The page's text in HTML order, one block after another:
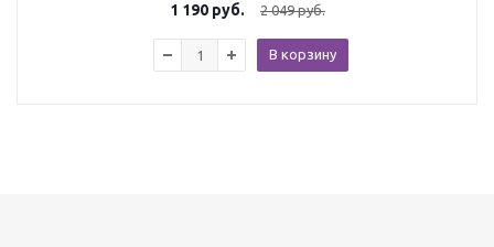
1 190 руб. 2 049руб.
В корзину